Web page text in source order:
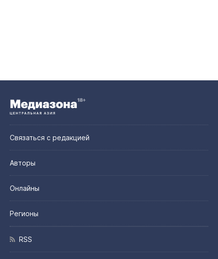
Связаться с редакцией
Авторы
Онлайны
Регионы
RSS